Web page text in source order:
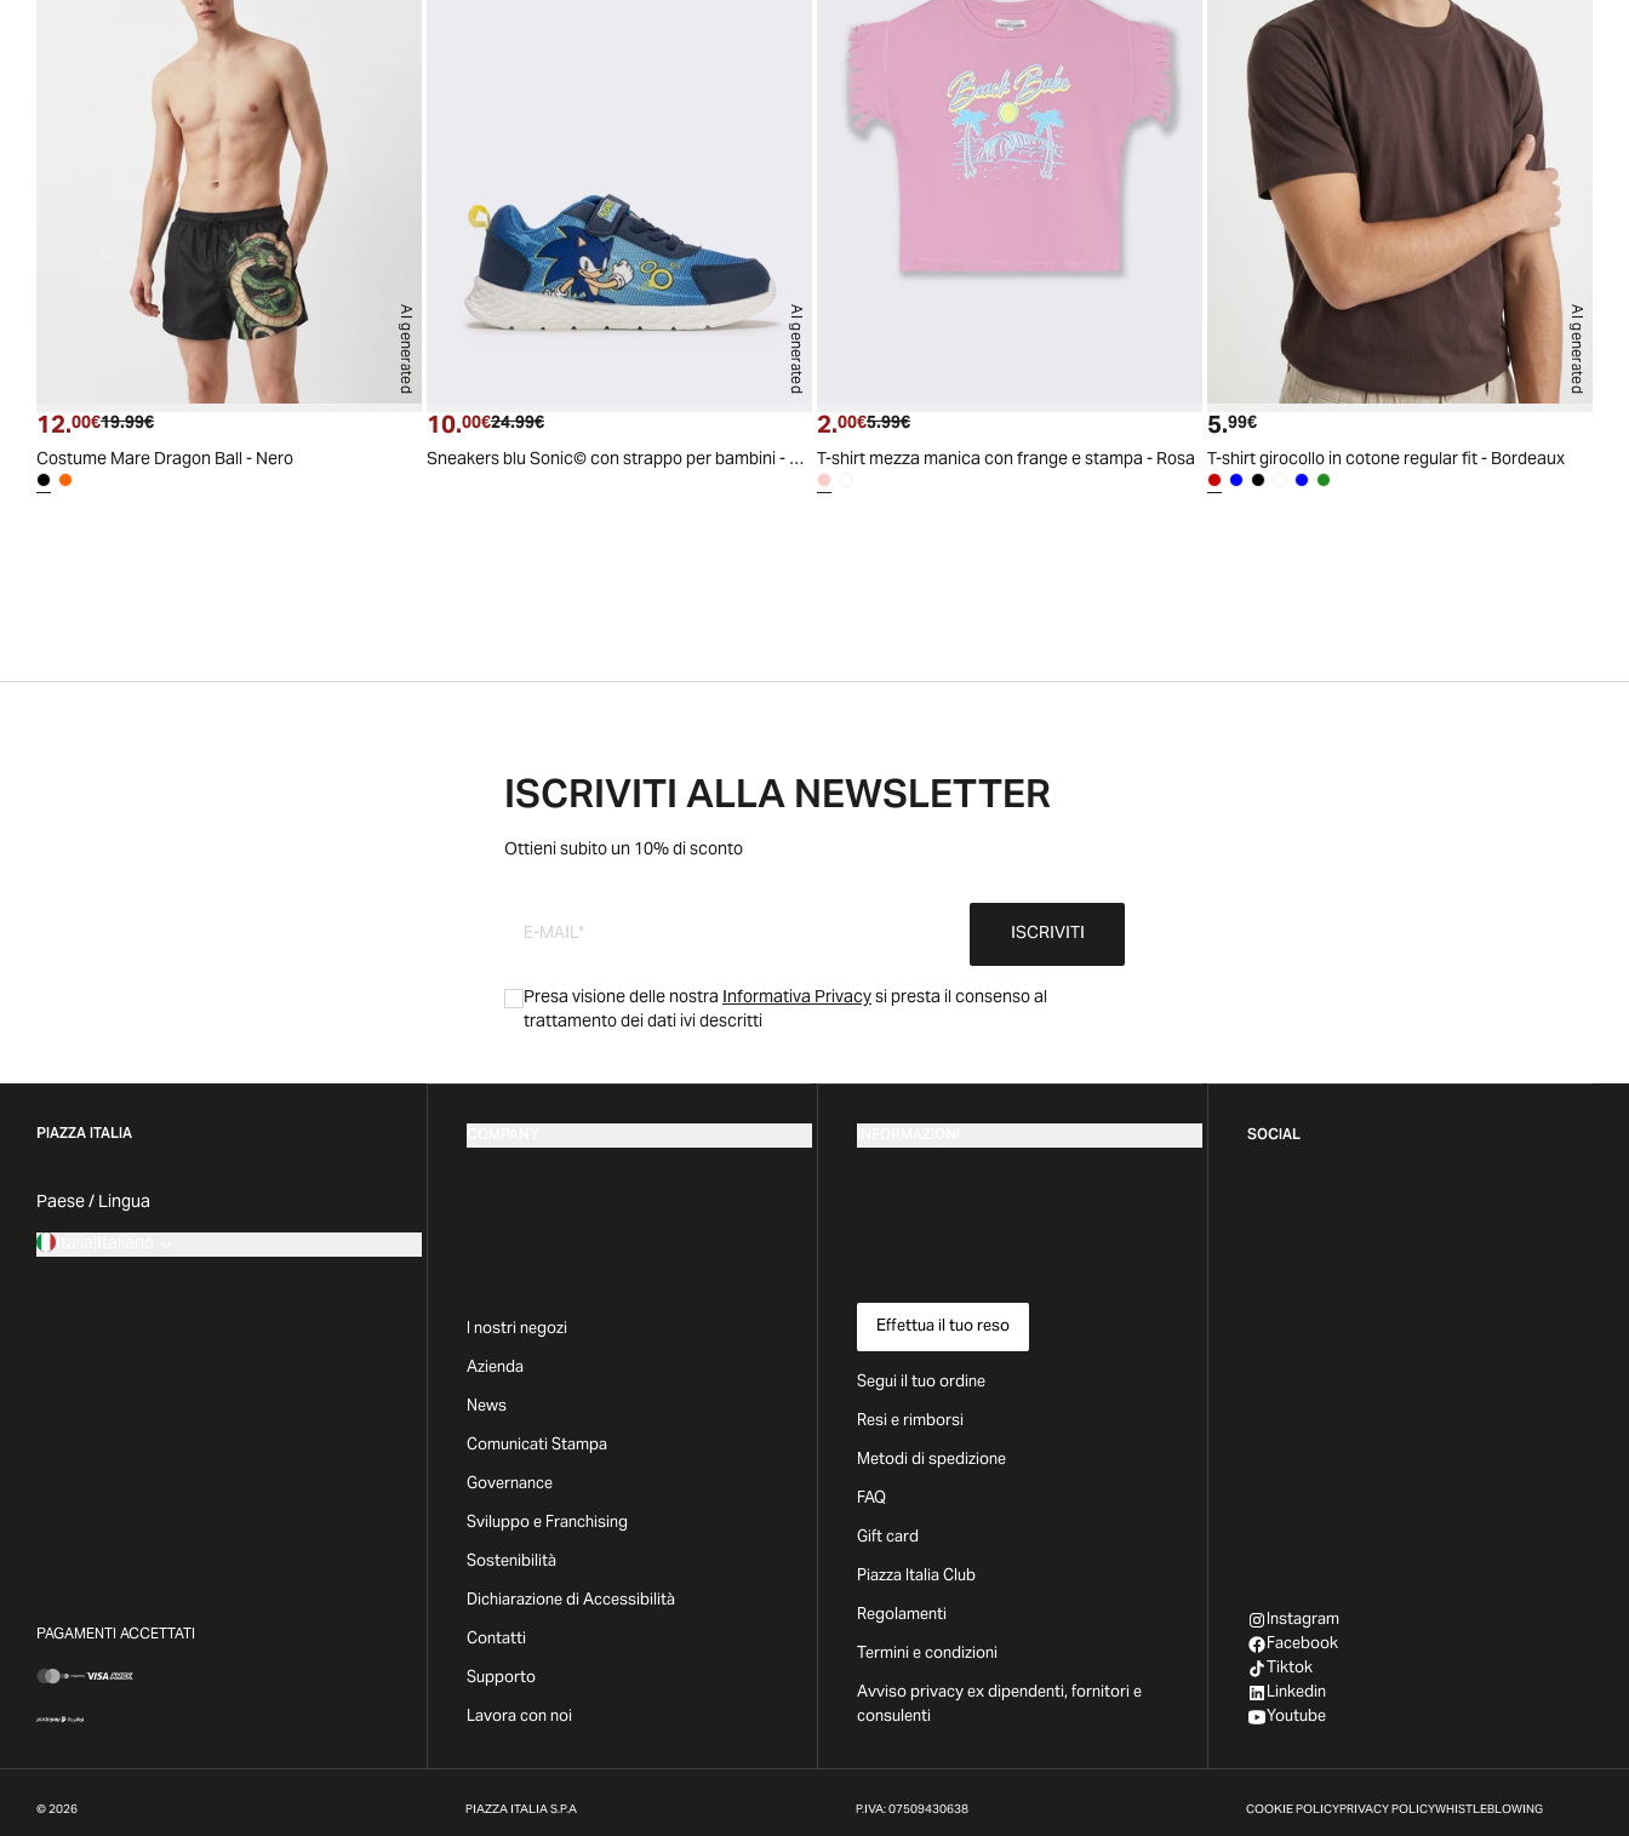
AI generated
Prezzo attuale
12.00€ Prezzo originale
19.99€
Costume Mare Dragon Ball - Nero
AI generated
Prezzo attuale
10.00€ Prezzo originale
24.99€
Sneakers blu Sonic© con strappo per bambini - Blu
Prezzo attuale
2.00€ Prezzo originale
5.99€
T-shirt mezza manica con frange e stampa - Rosa
AI generated
Prezzo attuale
5.99€
T-shirt girocollo in cotone regular fit - Bordeaux
ISCRIVITI ALLA NEWSLETTER
Ottieni subito un 10% di sconto
ISCRIVITI
Presa visione delle nostraInformativa Privacysi presta il consenso al
trattamento dei dati ivi descritti
PIAZZA ITALIA
Paese / Lingua
Italia|Italiano
PAGAMENTI ACCETTATI
I nostri negozi
Azienda
News
Comunicati Stampa
Governance
Sviluppo e Franchising
Sostenibilità
Dichiarazione di Accessibilità
Contatti
Supporto
Lavora con noi
Effettua il tuo reso
Segui il tuo ordine
Resi e rimborsi
Metodi di spedizione
FAQ
Gift card
Piazza Italia Club
Regolamenti
Termini e condizioni
Avviso privacy ex dipendenti, fornitori e
consulenti
SOCIAL
Instagram
Facebook
Tiktok
Linkedin
Youtube
©2026 PIAZZA ITALIA S.P.A P.IVA: 07509430638 COOKIE POLICYPRIVACY POLICYWHISTLEBLOWING